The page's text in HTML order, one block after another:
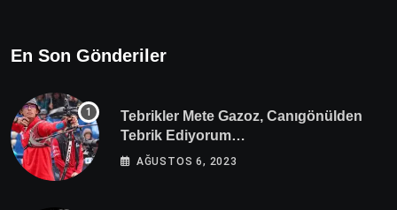
En Son Gönderiler
Tebrikler Mete Gazoz, Canıgönülden
Tebrik Ediyorum…
AĞUSTOS 6, 2023